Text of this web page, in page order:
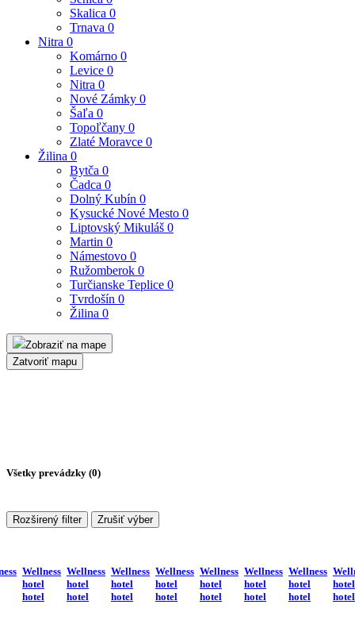
Skalica 0
Trnava 0
Nitra 0
Komárno 0
Levice 0
Nitra 0
Nové Zámky 0
Šaľa 0
Topoľčany 0
Zlaté Moravce 0
Žilina 0
Bytča 0
Čadca 0
Dolný Kubín 0
Kysucké Nové Mesto 0
Liptovský Mikuláš 0
Martin 0
Námestovo 0
Ružomberok 0
Turčianske Teplice 0
Tvrdošín 0
Žilina 0
Zobraziť na mape
Zatvoriť mapu
Všetky prevádzky (0)
Rozširený filter Zrušiť výber
Wellness
hotel
hotel
Wellness
hotel
hotel
Wellness
hotel
hotel
Wellness
hotel
hotel
Wellness
hotel
hotel
Wellness
hotel
hotel
Wellness
hotel
hotel
hotel
hotel